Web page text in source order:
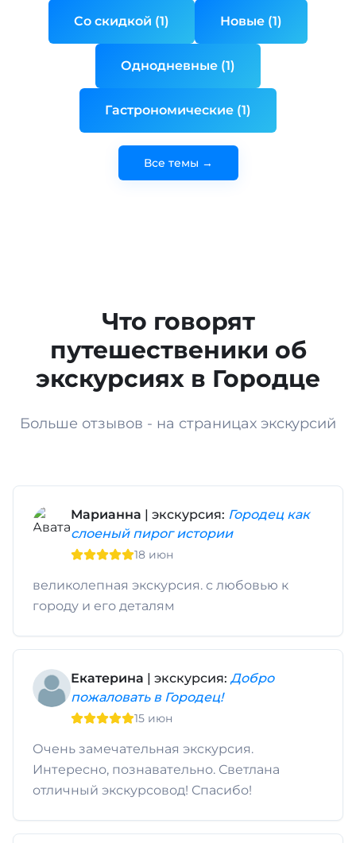
Со скидкой (1) Новые (1)
Однодневные (1)
Гастрономические (1)
Все темы →
Что говорят
путешественики об
экскурсиях в Городце
Больше отзывов - на страницах экскурсий
Марианна | экскурсия: Городец как
слоеный пирог истории
18 июн
великолепная экскурсия. с любовью к
городу и его деталям
Екатерина | экскурсия: Добро
пожаловать в Городец!
15 июн
Очень замечательная экскурсия.
Интересно, познавательно. Светлана
отличный экскурсовод! Спасибо!